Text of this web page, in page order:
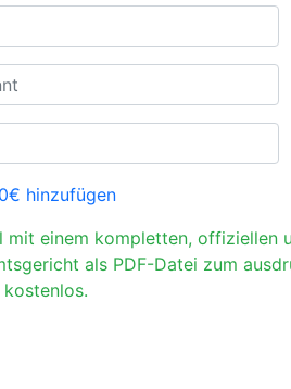
hinzufügen
mit einem kompletten, offiziellen
als PDF-Datei zum